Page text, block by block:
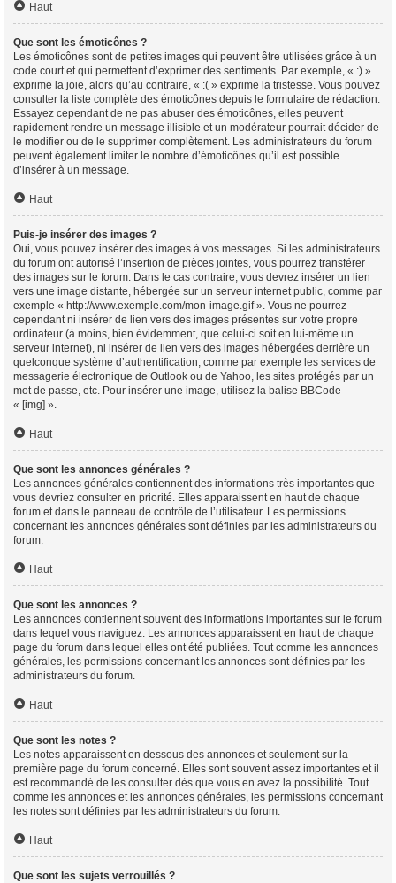
Haut
Que sont les émoticônes ?
Les émoticônes sont de petites images qui peuvent être utilisées grâce à un
code court et qui permettent d’exprimer des sentiments. Par exemple, « :) »
exprime la joie, alors qu’au contraire, « :( » exprime la tristesse. Vous pouvez
consulter la liste complète des émoticônes depuis le formulaire de rédaction.
Essayez cependant de ne pas abuser des émoticônes, elles peuvent
rapidement rendre un message illisible et un modérateur pourrait décider de
le modifier ou de le supprimer complètement. Les administrateurs du forum
peuvent également limiter le nombre d’émoticônes qu’il est possible
d’insérer à un message.
Haut
Puis-je insérer des images ?
Oui, vous pouvez insérer des images à vos messages. Si les administrateurs
du forum ont autorisé l’insertion de pièces jointes, vous pourrez transférer
des images sur le forum. Dans le cas contraire, vous devrez insérer un lien
vers une image distante, hébergée sur un serveur internet public, comme par
exemple « http://www.exemple.com/mon-image.gif ». Vous ne pourrez
cependant ni insérer de lien vers des images présentes sur votre propre
ordinateur (à moins, bien évidemment, que celui-ci soit en lui-même un
serveur internet), ni insérer de lien vers des images hébergées derrière un
quelconque système d’authentification, comme par exemple les services de
messagerie électronique de Outlook ou de Yahoo, les sites protégés par un
mot de passe, etc. Pour insérer une image, utilisez la balise BBCode
« [img] ».
Haut
Que sont les annonces générales ?
Les annonces générales contiennent des informations très importantes que
vous devriez consulter en priorité. Elles apparaissent en haut de chaque
forum et dans le panneau de contrôle de l’utilisateur. Les permissions
concernant les annonces générales sont définies par les administrateurs du
forum.
Haut
Que sont les annonces ?
Les annonces contiennent souvent des informations importantes sur le forum
dans lequel vous naviguez. Les annonces apparaissent en haut de chaque
page du forum dans lequel elles ont été publiées. Tout comme les annonces
générales, les permissions concernant les annonces sont définies par les
administrateurs du forum.
Haut
Que sont les notes ?
Les notes apparaissent en dessous des annonces et seulement sur la
première page du forum concerné. Elles sont souvent assez importantes et il
est recommandé de les consulter dès que vous en avez la possibilité. Tout
comme les annonces et les annonces générales, les permissions concernant
les notes sont définies par les administrateurs du forum.
Haut
Que sont les sujets verrouillés ?